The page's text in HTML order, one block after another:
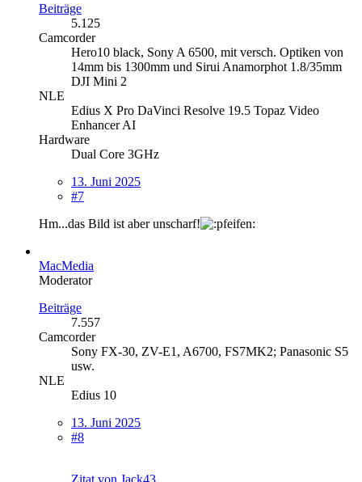
Beiträge
5.125
Camcorder
Hero10 black, Sony A 6500, mit versch. Optiken von
14mm bis 1300mm und Sirui Anamorphot 1.8/35mm
DJI Mini 2
NLE
Edius X Pro DaVinci Resolve 19.5 Topaz Video
Enhancer AI
Hardware
Dual Core 3GHz
13. Juni 2025
#7
Hm...das Bild ist aber unscharf!
MacMedia
Moderator
Beiträge
7.557
Camcorder
Sony FX-30, ZV-E1, A6700, FS7MK2; Panasonic S5
usw.
NLE
Edius 10
13. Juni 2025
#8
Zitat von Jack43